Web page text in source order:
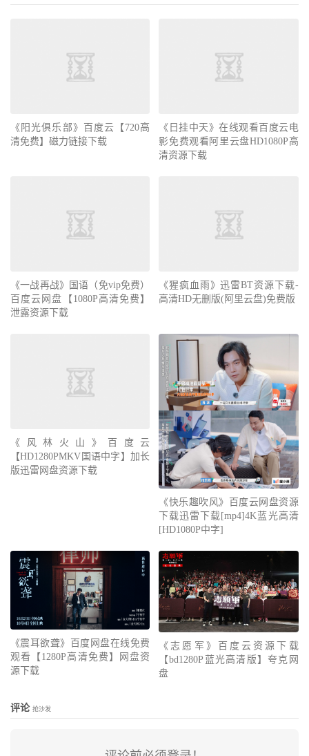
《阳光俱乐部》百度云【720高
清免费】磁力链接下载
《日挂中天》在线观看百度云电
影免费观看阿里云盘HD1080P高
清资源下载
《一战再战》国语（免vip免费）
百度云网盘【1080P高清免费】
泄露资源下载
《猩疯血雨》迅雷BT资源下载-
高清HD无删版(阿里云盘)免费版
《风林火山》百度云
【HD1280PMKV国语中字】加长
版迅雷网盘资源下载
《快乐趣吹风》百度云网盘资源
下载迅雷下载[mp4]4K蓝光高清
[HD1080P中字]
《震耳欲聋》百度网盘在线免费
观看【1280P高清免费】网盘资
源下载
《志愿军》百度云资源下载
【bd1280P蓝光高清版】夸克网
盘
评论 抢沙发